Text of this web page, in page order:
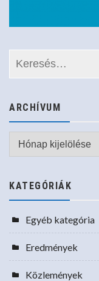
ARCHÍVUM
Archívum
KATEGÓRIÁK
Egyéb kategória
Eredmények
Közlemények